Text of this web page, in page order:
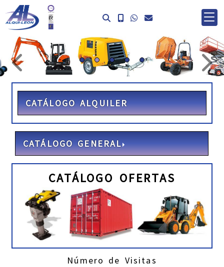
prev
CATÁLOGO ALQUILER
CATÁLOGO GENERAL
CATÁLOGO OFERTAS
Número de Visitas